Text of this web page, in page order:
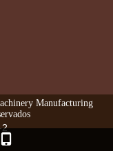
Manufacturing
2